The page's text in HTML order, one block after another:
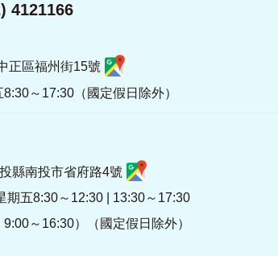
4121166
正區福州街15號
～17:30（國定假日除外）
縣南投市省府路4號
期五8:30～12:30 | 13:30～17:30
9:00～16:30）（國定假日除外）